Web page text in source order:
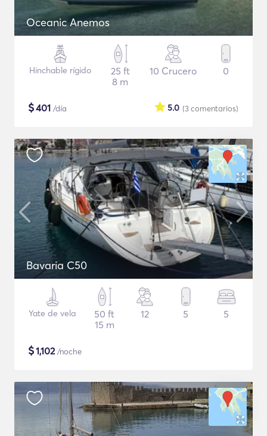
Oceanic Anemos
Hinchable rígido
25 ft
8 m
10 Crucero 0
$401 /día (3comentarios)
5.0
Bavaria C50
Yate de vela
50 ft
15 m
12 5 5
$1,102/noche